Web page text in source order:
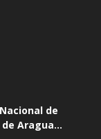
de
Aragua...